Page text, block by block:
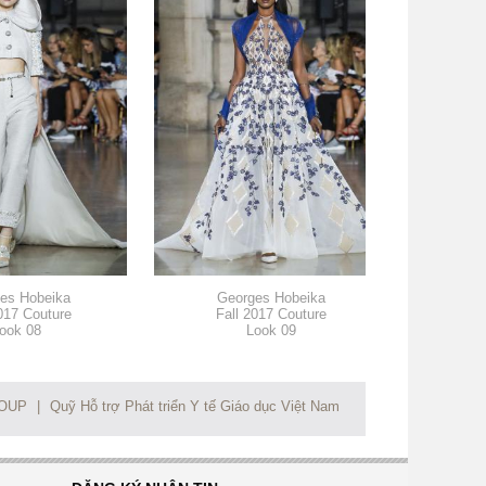
Hobeika
Couture
Look 08
Georges Hobeika
Fall 2017 Couture
Look 09
Quỹ Hỗ trợ Phát triển Y tế Giáo dục Việt Nam